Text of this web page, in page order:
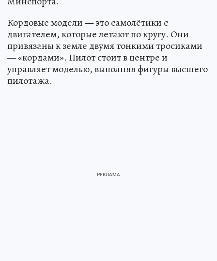
Кордовые модели — это самолётики с
двигателем, которые летают по кругу. Они
привязаны к земле двумя тонкими тросиками
— «кордами». Пилот стоит в центре и
управляет моделью, выполняя фигуры высшего
пилотажа.